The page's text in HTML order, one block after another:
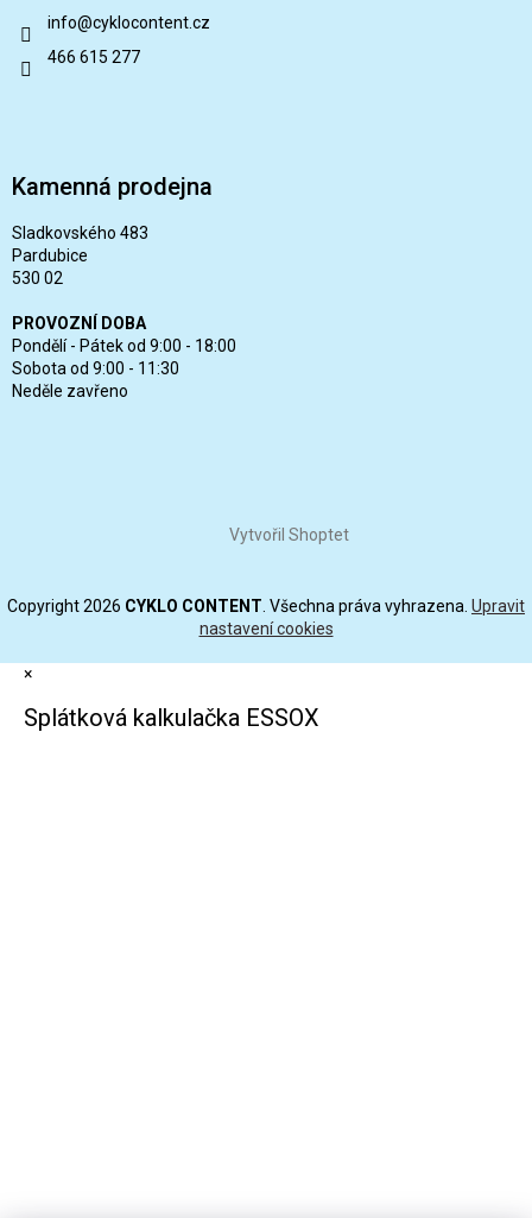
info@cyklocontent.cz
466 615 277
Kamenná prodejna
Sladkovského 483
Pardubice
530 02
PROVOZNÍ DOBA
Pondělí - Pátek od 9:00 - 18:00
Sobota od 9:00 - 11:30
Neděle zavřeno
Vytvořil Shoptet
Copyright 2026 CYKLO CONTENT . Všechna práva vyhrazena. Upravit
nastavení cookies
×
Splátková kalkulačka ESSOX